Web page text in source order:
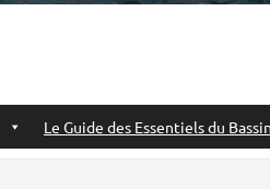
Le Guide des Essentiels du Bassin